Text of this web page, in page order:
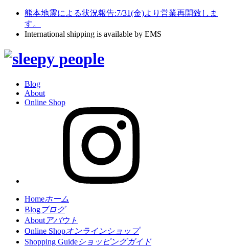
熊本地震による状況報告:7/31(金)より営業再開致しま
す。
International shipping is available by EMS
Blog
About
Online Shop
Homeホーム
Blogブログ
About アバウト
Online Shopオンラインショップ
Shopping Guideショッピングガイド